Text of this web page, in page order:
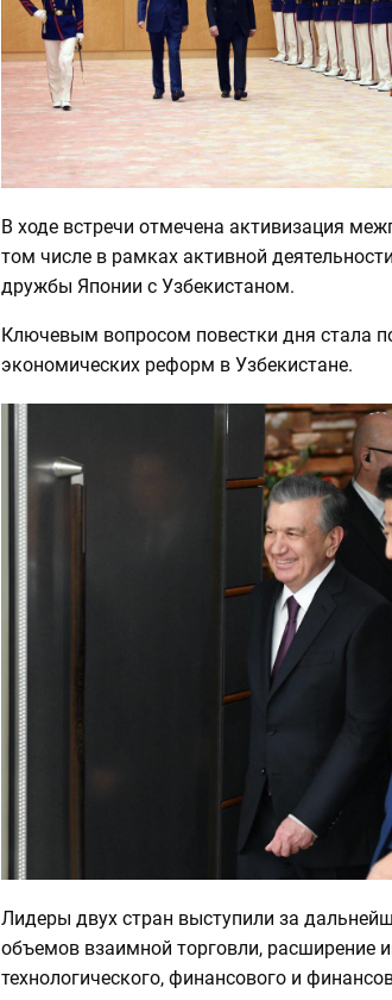
В ходе встречи отмечена активизация
том числе в рамках активной
дружбы Японии с Узбекистаном.
Ключевым вопросом повестки дня стала
экономических реформ в Узбекистане.
Лидеры двух стран выступили за
объемов взаимной торговли, расширение
технологического, финансового и